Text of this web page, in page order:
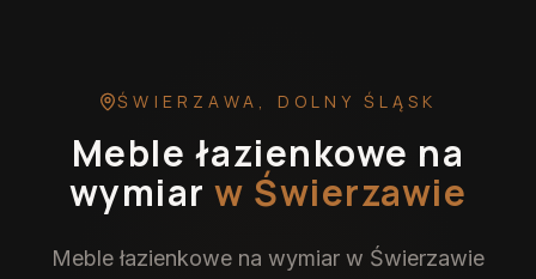
ŚWIERZAWA , DOLNY ŚLĄSK
Meble łazienkowe na
wymiar w Świerzawie
Meble łazienkowe na wymiar w Świerzawie